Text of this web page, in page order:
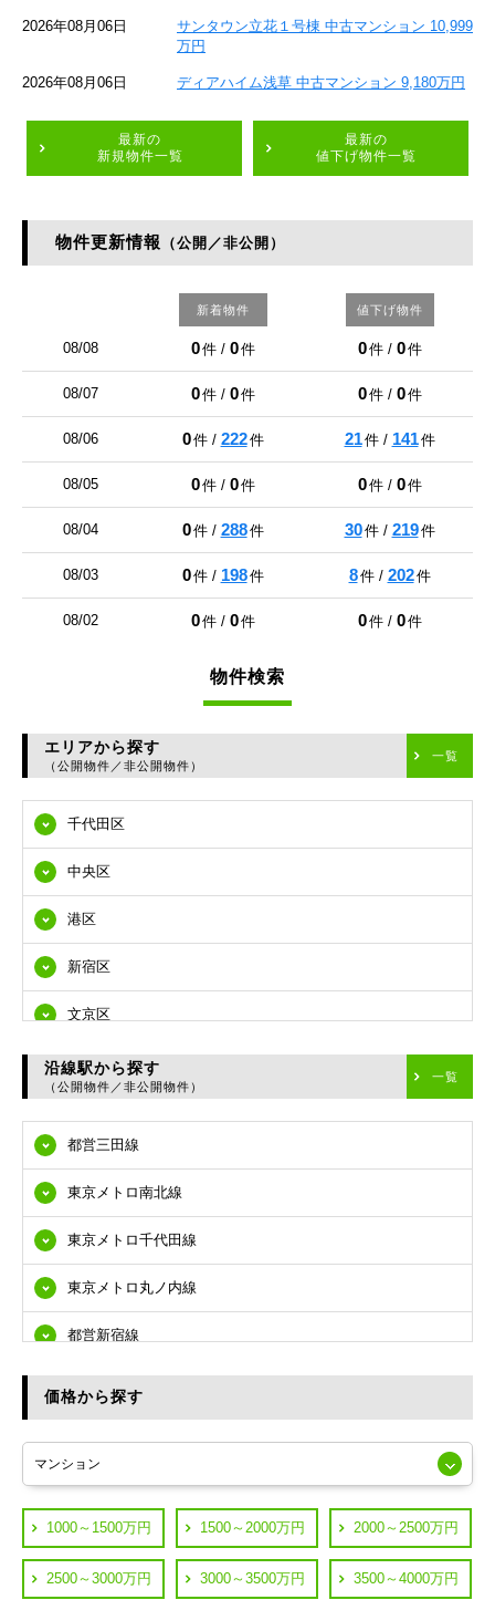
2026年08月06日
サンタウン立花１号棟 中古マンション 10,999
万円
2026年08月06日 ディアハイム浅草 中古マンション 9,180万円
最新の
新規物件一覧
最新の
値下げ物件一覧
物件更新情報 （公開／非公開）
新着物件 値下げ物件
08/08 0件 / 0件 0件 / 0件
08/07 0件 / 0件 0件 / 0件
08/06 0件 / 222件 21件 / 141件
08/05 0件 / 0件 0件 / 0件
08/04 0件 / 288件 30件 / 219件
08/03 0件 / 198件 8件 / 202件
08/02 0件 / 0件 0件 / 0件
物件検索
エリアから探す
（公開物件／非公開物件）
一覧
千代田区
中央区
港区
新宿区
文京区
台東区
江東区
品川区
目黒区
大田区
世田谷区
渋谷区
練馬区
葛飾区
横浜市鶴見区
横浜市神奈川区
沿線駅から探す
（公開物件／非公開物件）
一覧
都営三田線
東京メトロ南北線
東京メトロ千代田線
東京メトロ丸ノ内線
都営新宿線
都営浅草線
JR中央線
価格から探す
1000～1500万円 1500～2000万円 2000～2500万円
2500～3000万円 3000～3500万円 3500～4000万円